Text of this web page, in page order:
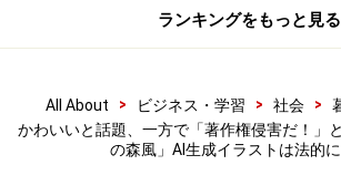
ランキングをもっと見る
All About > ビジネス・学習 > 社会 >
かわいいと話題、一方で「著作権侵害だ！」
の森風」AI生成イラストは法的